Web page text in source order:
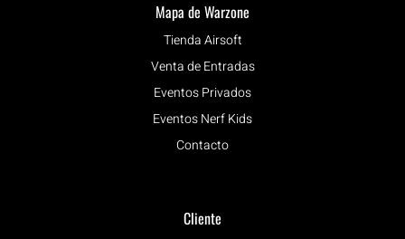
Mapa de Warzone
Tienda Airsoft
Venta de Entradas
Eventos Privados
Eventos Nerf Kids
Contacto
Cliente